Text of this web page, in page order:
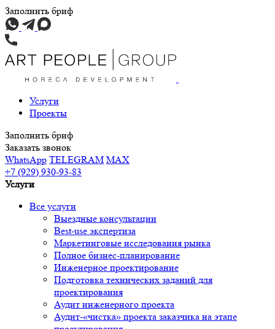
Заполнить бриф
Услуги
Проекты
Заполнить бриф
Заказать звонок
WhatsApp TELEGRAM MAX
+7 (929) 930-93-83
Услуги
Все услуги
Выездные консультации
Best-use экспертиза
Маркетинговые исследования рынка
Полное бизнес-планирование
Инженерное проектирование
Подготовка технических заданий для
проектирования
Аудит инженерного проекта
Аудит-«чистка» проекта заказчика на этапе